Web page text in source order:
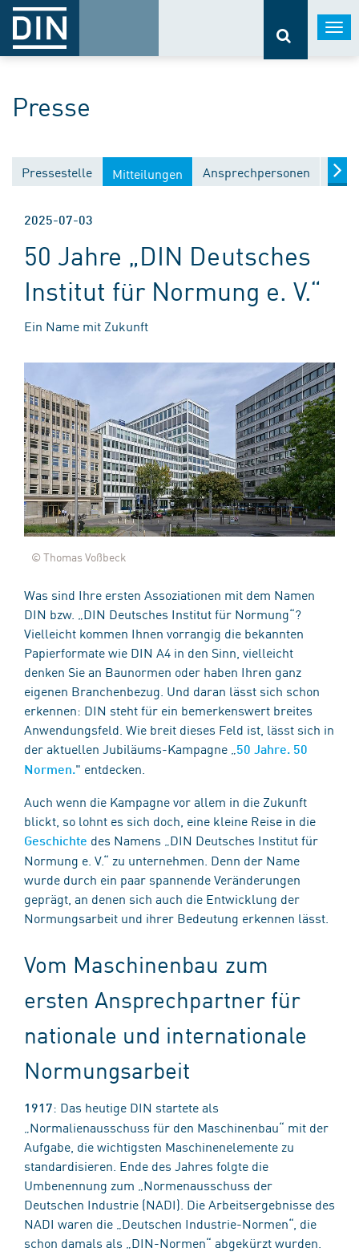
Presse
Pressestelle Mitteilungen Ansprechpersonen
2025-07-03
50 Jahre „DIN Deutsches
Institut für Normung e. V.“
Ein Name mit Zukunft
© Thomas Voßbeck
Was sind Ihre ersten Assoziationen mit dem Namen
DIN bzw. „DIN Deutsches Institut für Normung“?
Vielleicht kommen Ihnen vorrangig die bekannten
Papierformate wie DIN A4 in den Sinn, vielleicht
denken Sie an Baunormen oder haben Ihren ganz
eigenen Branchenbezug. Und daran lässt sich schon
erkennen: DIN steht für ein bemerkenswert breites
Anwendungsfeld. Wie breit dieses Feld ist, lässt sich in
der aktuellen Jubiläums-Kampagne „
50 Jahre. 50
Normen. " entdecken.
Auch wenn die Kampagne vor allem in die Zukunft
blickt, so lohnt es sich doch, eine kleine Reise in die
Geschichte des Namens „DIN Deutsches Institut für
Normung e. V.“ zu unternehmen. Denn der Name
wurde durch ein paar spannende Veränderungen
geprägt, an denen sich auch die Entwicklung der
Normungsarbeit und ihrer Bedeutung erkennen lässt.
Vom Maschinenbau zum
ersten Ansprechpartner für
nationale und internationale
Normungsarbeit
1917: Das heutige DIN startete als
„Normalienausschuss für den Maschinenbau“ mit der
Aufgabe, die wichtigsten Maschinenelemente zu
standardisieren. Ende des Jahres folgte die
Umbenennung zum „Normenausschuss der
Deutschen Industrie (NADI). Die Arbeitsergebnisse des
NADI waren die „Deutschen Industrie-Normen“, die
schon damals als „DIN-Normen“ abgekürzt wurden.